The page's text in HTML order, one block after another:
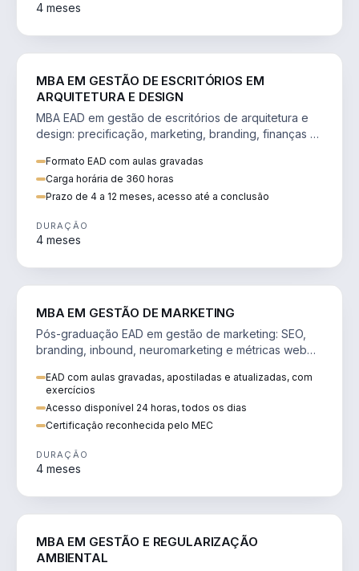
4 meses
MBA EM GESTÃO DE ESCRITÓRIOS EM
ARQUITETURA E DESIGN
MBA EAD em gestão de escritórios de arquitetura e
design: precificação, marketing, branding, finanças e
Formato EAD com aulas gravadas
Carga horária de 360 horas
Prazo de 4 a 12 meses, acesso até a conclusão
DURAÇÃO
4 meses
MBA EM GESTÃO DE MARKETING
Pós-graduação EAD em gestão de marketing: SEO,
branding, inbound, neuromarketing e métricas web
EAD com aulas gravadas, apostiladas e atualizadas, com
exercícios
Acesso disponível 24 horas, todos os dias
Certificação reconhecida pelo MEC
DURAÇÃO
4 meses
MBA EM GESTÃO E REGULARIZAÇÃO
AMBIENTAL